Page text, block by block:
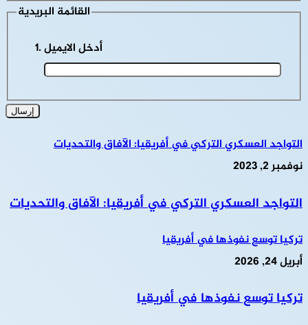
القائمة البريدية
التواجد العسكري التركي في أفريقيا: الآفاق والتحديات
نوفمبر 2, 2023
التواجد العسكري التركي في أفريقيا: الآفاق والتحديات
تركيا توسع نفوذها في أفريقيا
أبريل 24, 2026
تركيا توسع نفوذها في أفريقيا